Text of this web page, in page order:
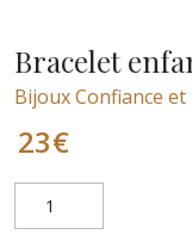
Bracelet
Bijoux Confiance et
23€